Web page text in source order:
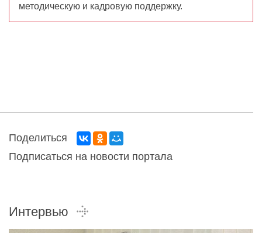
методическую и кадровую поддержку.
Поделиться
Подписаться на новости портала
Интервью